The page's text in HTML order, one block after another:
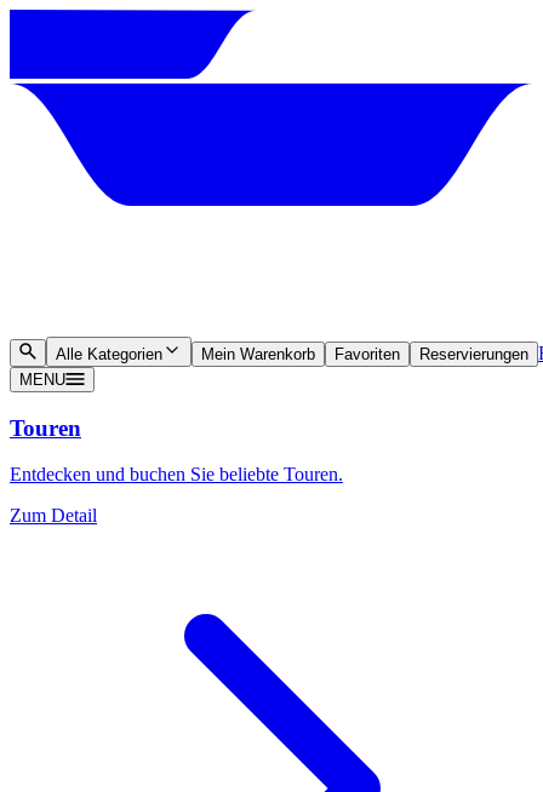
Alle Kategorien Mein Warenkorb Favoriten Reservierungen
MENU
Touren
Entdecken und buchen Sie beliebte Touren.
Zum Detail